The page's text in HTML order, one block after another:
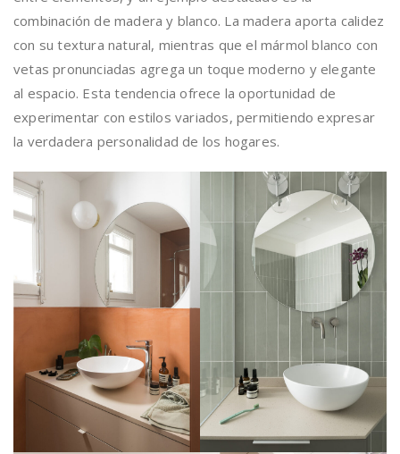
combinación de madera y blanco. La madera aporta calidez
con su textura natural, mientras que el mármol blanco con
vetas pronunciadas agrega un toque moderno y elegante
al espacio. Esta tendencia ofrece la oportunidad de
experimentar con estilos variados, permitiendo expresar
la verdadera personalidad de los hogares.